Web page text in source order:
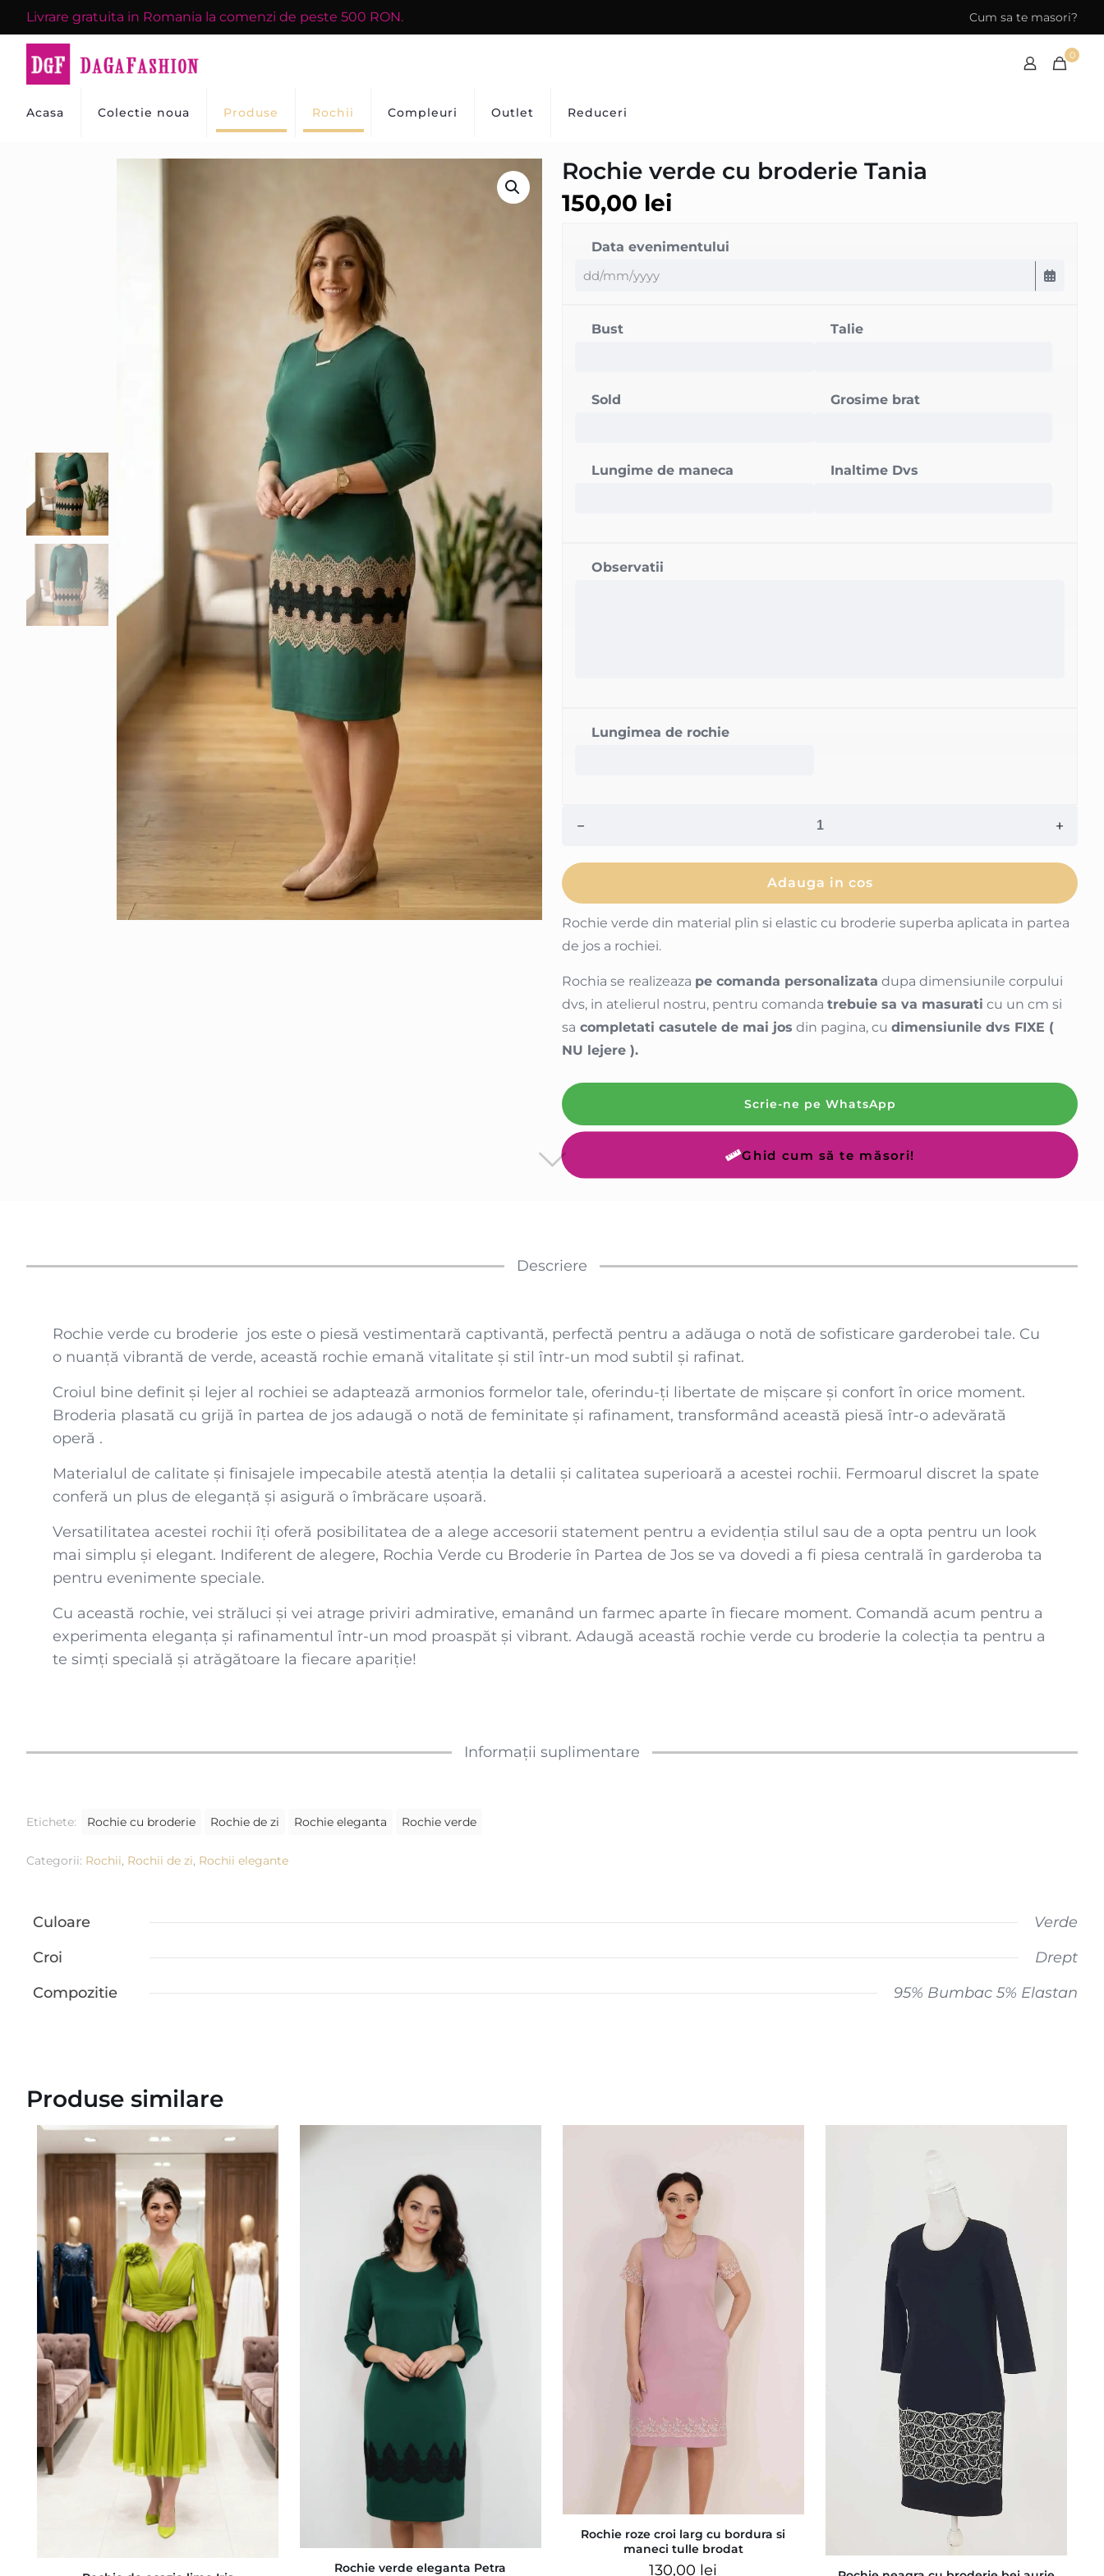
Livrare gratuita in Romania la comenzi de peste 500 RON. Cum sa te masori?
0
Acasa Colectie noua Produse Rochii Compleuri Outlet Reduceri
Rochie verde cu broderie Tania
150,00 lei
Data evenimentului
Bust Talie
Sold Grosime brat
Lungime de maneca Inaltime Dvs
Observatii
Lungimea de rochie
Adauga in cos
Rochie verde din material plin si elastic cu broderie superba aplicata in partea
de jos a rochiei.
Rochia se realizeaza pe comanda personalizata dupa dimensiunile corpului
dvs, in atelierul nostru, pentru comanda trebuie sa va masurati cu un cm si
sa completati casutele de mai jos din pagina, cu dimensiunile dvs FIXE (
NU lejere ).
Scrie-ne pe WhatsApp
Ghid cum să te măsori!
Descriere
Rochie verde cu broderie jos este o piesă vestimentară captivantă, perfectă pentru a adăuga o notă de sofisticare garderobei tale. Cu
o nuanță vibrantă de verde, această rochie emană vitalitate și stil într-un mod subtil și rafinat.
Croiul bine definit și lejer al rochiei se adaptează armonios formelor tale, oferindu-ți libertate de mișcare și confort în orice moment.
Broderia plasată cu grijă în partea de jos adaugă o notă de feminitate și rafinament, transformând această piesă într-o adevărată
operă .
Materialul de calitate și finisajele impecabile atestă atenția la detalii și calitatea superioară a acestei rochii. Fermoarul discret la spate
conferă un plus de eleganță și asigură o îmbrăcare ușoară.
Versatilitatea acestei rochii îți oferă posibilitatea de a alege accesorii statement pentru a evidenția stilul sau de a opta pentru un look
mai simplu și elegant. Indiferent de alegere, Rochia Verde cu Broderie în Partea de Jos se va dovedi a fi piesa centrală în garderoba ta
pentru evenimente speciale.
Cu această rochie, vei străluci și vei atrage priviri admirative, emanând un farmec aparte în fiecare moment. Comandă acum pentru a
experimenta eleganța și rafinamentul într-un mod proaspăt și vibrant. Adaugă această rochie verde cu broderie la colecția ta pentru a
te simți specială și atrăgătoare la fiecare apariție!
Informații suplimentare
Etichete: Rochie cu broderie Rochie de zi Rochie eleganta Rochie verde
Categorii: Rochii, Rochii de zi, Rochii elegante
Culoare
Verde
Croi
Drept
Compozitie
95% Bumbac 5% Elastan
Produse similare
Rochie verde eleganta Petra
Rochie roze croi larg cu bordura si
maneci tulle brodat
130,00 lei